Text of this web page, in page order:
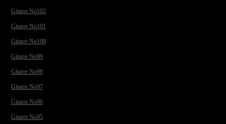
Gitarre No102
Gitarre No101
Gitarre No100
Gitarre No99
Gitarre No98
Gitarre No97
Gitarre No96
Gitarre No95